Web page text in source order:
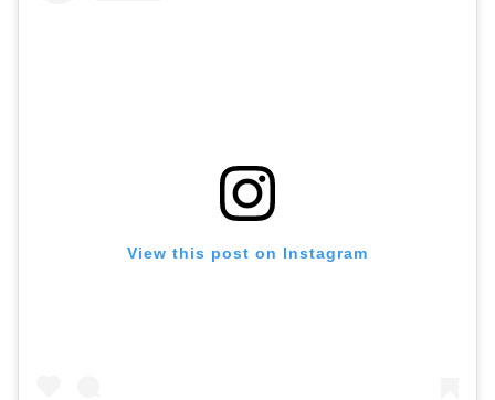
View this post on Instagram